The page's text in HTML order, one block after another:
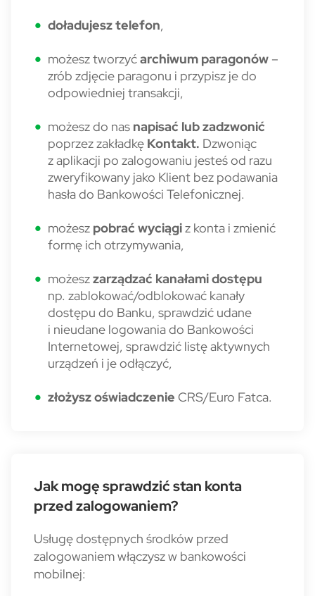
doładujesz telefon,
możesz tworzyćarchiwum paragonów –
zrób zdjęcie paragonu i przypisz je do
odpowiedniej transakcji,
możesz do nas napisać lub zadzwonić
poprzez zakładkę Kontakt. Dzwoniąc
z aplikacji po zalogowaniu jesteś od razu
zweryfikowany jako Klient bez podawania
hasła do Bankowości Telefonicznej.
możesz pobrać wyciągiz konta i zmienić
formę ich otrzymywania,
możeszzarządzać kanałami dostępu
np. zablokować/odblokować kanały
dostępu do Banku, sprawdzić udane
i nieudane logowania do Bankowości
Internetowej, sprawdzić listę aktywnych
urządzeń i je odłączyć,
złożysz oświadczenie CRS/Euro Fatca.
Jak mogę sprawdzić stan konta
przed zalogowaniem?
Usługę dostępnych środków przed
zalogowaniem włączysz w bankowości
mobilnej: